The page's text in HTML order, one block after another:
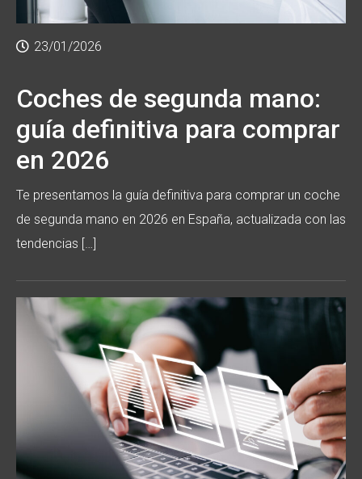
23/01/2026
Coches de segunda mano:
guía definitiva para comprar
en 2026
Te presentamos la guía definitiva para comprar un coche
de segunda mano en 2026 en España, actualizada con las
tendencias […]